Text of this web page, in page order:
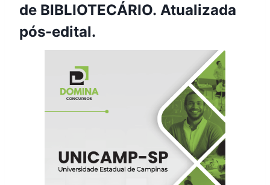
de BIBLIOTECÁRIO. Atualizada
pós-edital.